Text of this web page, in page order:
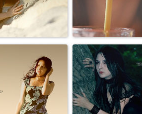
Семья, дети Персоны